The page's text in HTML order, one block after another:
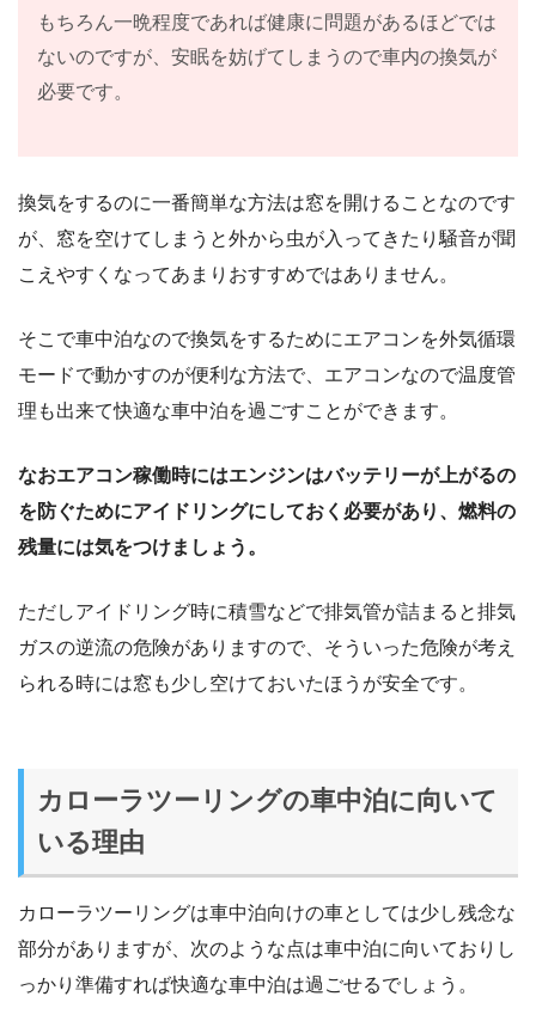
もちろん一晩程度であれば健康に問題があるほどでは
ないのですが、安眠を妨げてしまうので車内の換気が
必要です。
換気をするのに一番簡単な方法は窓を開けることなのです
が、窓を空けてしまうと外から虫が入ってきたり騒音が聞
こえやすくなってあまりおすすめではありません。
そこで車中泊なので換気をするためにエアコンを外気循環
モードで動かすのが便利な方法で、エアコンなので温度管
理も出来て快適な車中泊を過ごすことができます。
なおエアコン稼働時にはエンジンはバッテリーが上がるの
を防ぐためにアイドリングにしておく必要があり、燃料の
残量には気をつけましょう。
ただしアイドリング時に積雪などで排気管が詰まると排気
ガスの逆流の危険がありますので、そういった危険が考え
られる時には窓も少し空けておいたほうが安全です。
カローラツーリングの車中泊に向いて
いる理由
カローラツーリングは車中泊向けの車としては少し残念な
部分がありますが、次のような点は車中泊に向いておりし
っかり準備すれば快適な車中泊は過ごせるでしょう。